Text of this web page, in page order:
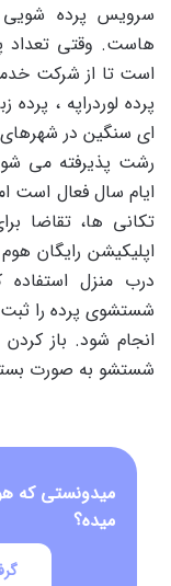
سرویس پرده شویی
هاست. وقتی تعداد
است تا از شرکت
پرده لوردراپه ،
ای سنگین در شهرهای
رشت پذیرفته می
ایام سال فعال است
تکانی ها، تقاضا
اپلیکیشن رایگان
درب منزل
شستشوی پرده را ثبت
انجام شود. باز
شستشو به صورت
میدونستی که
میده؟